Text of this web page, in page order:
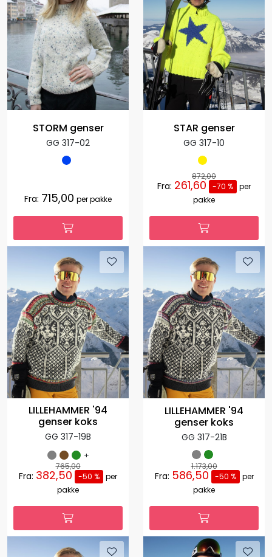
STORM genser
GG 317-02
Fra: 715,00 per pakke
STAR genser
GG 317-10
872,00
Fra: 261,60 -70 % per
pakke
LILLEHAMMER '94
genser koks
GG 317-19B
+
765,00
Fra: 382,50 -50 % per
pakke
LILLEHAMMER '94
genser koks
GG 317-21B
1.173,00
Fra: 586,50 -50 %
per
pakke